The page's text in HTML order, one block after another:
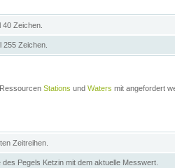
Zeichen.
255 Zeichen.
Stations und Waters mit angefordert
Zeitreihen.
Pegels Ketzin mit dem aktuelle Messwert.